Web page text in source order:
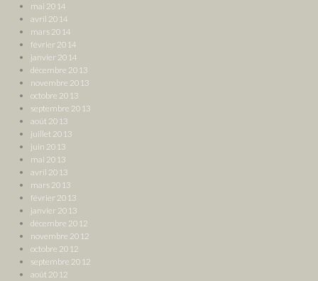
mai 2014
avril 2014
mars 2014
février 2014
janvier 2014
décembre 2013
novembre 2013
octobre 2013
septembre 2013
août 2013
juillet 2013
juin 2013
mai 2013
avril 2013
mars 2013
février 2013
janvier 2013
décembre 2012
novembre 2012
octobre 2012
septembre 2012
août 2012